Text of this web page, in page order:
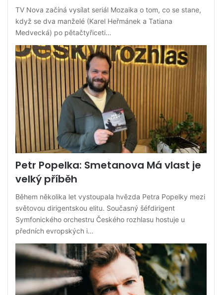
TV Nova začíná vysílat seriál Mozaika o tom, co se stane,
když se dva manželé (Karel Heřmánek a Tatiana
Medvecká) po pětačtyřiceti…
Petr Popelka: Smetanova Má vlast je
velký příběh
Během několika let vystoupala hvězda Petra Popelky mezi
světovou dirigentskou elitu. Současný šéfdirigent
Symfonického orchestru Českého rozhlasu hostuje u
předních evropských i…